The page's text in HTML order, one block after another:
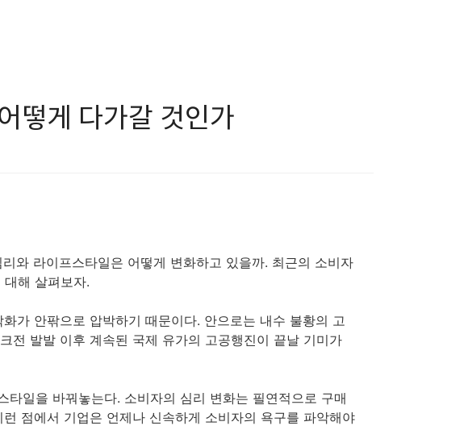
떻게 다가갈 것인가
와 라이프스타일은 어떻게 변화하고 있을까. 최근의 소비자
해 살펴보자.
가 안팎으로 압박하기 때문이다. 안으로는 내수 불황의 고
전 발발 이후 계속된 국제 유가의 고공행진이 끝날 기미가
타일을 바꿔놓는다. 소비자의 심리 변화는 필연적으로 구매
점에서 기업은 언제나 신속하게 소비자의 욕구를 파악해야